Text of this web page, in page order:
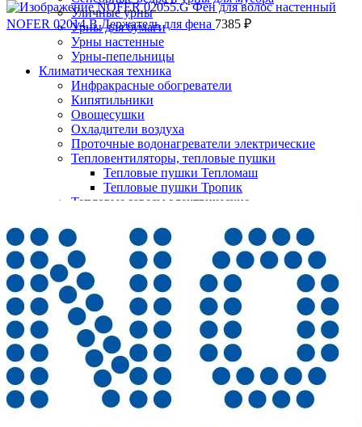
Уличные урны
Урны для бумаги
Урны настенные
Урны-пепельницы
Климатическая техника
Инфракрасные обогреватели
Кипятильники
Овощесушки
Охладители воздуха
Проточные водонагреватели электрические
Тепловентиляторы, тепловые пушки
Тепловые пушки Тепломаш
Тепловые пушки Тропик
Тепловые завесы электрические
Электронные терморегуляторы
Пеленальные столы
Расходные материалы
Бумажные полотенца в рулонах
Бумажные сиденья для унитаза
Дезинфицирующие средства
Жидкое мыло TORK
Картриджи и баллоны для диспенсеров
освежителя воздуха
Листовые бумажные полотенца
Протирочный материал в рулонах
Салфетки для лица
Туалетная бумага в больших рулонах
NOFER 02014.B Держатель для фена 7385 ₽
Нажмите, чтобы увеличить